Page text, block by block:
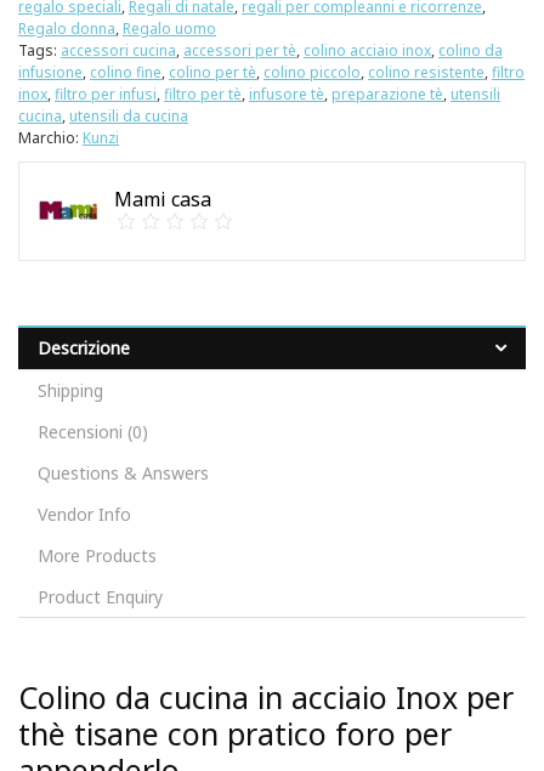
regalo speciali, Regali di natale, regali per compleanni e ricorrenze,
Regalo donna, Regalo uomo
Tags: accessori cucina, accessori per tè, colino acciaio inox, colino da
infusione, colino fine, colino per tè, colino piccolo, colino resistente,filtro
inox,filtro per infusi,filtro per tè, infusore tè, preparazione tè, utensili
cucina, utensili da cucina
Marchio: Kunzi
Mami casa
Descrizione
Shipping
Recensioni (0)
Questions & Answers
Vendor Info
More Products
Product Enquiry
Colino da cucina in acciaio Inox per
thè tisane con pratico foro per